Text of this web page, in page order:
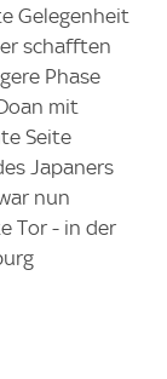
Gelegenheit
schafften
Phase
mit
Seite
Japaners
nun
Tor - in der